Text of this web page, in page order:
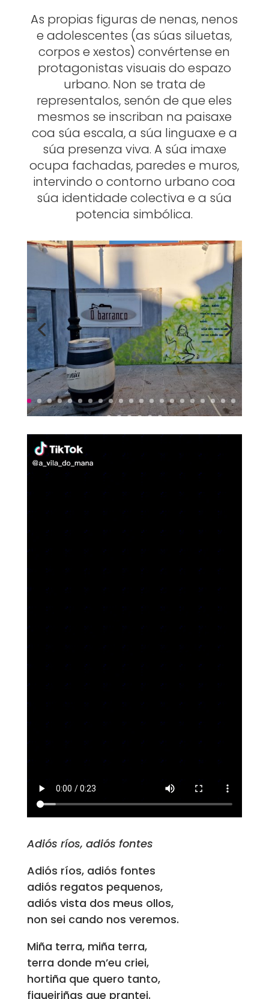
As propias figuras de nenas, nenos
e adolescentes (as súas siluetas,
corpos e xestos) convértense en
protagonistas visuais do espazo
urbano. Non se trata de
representalos, senón de que eles
mesmos se inscriban na paisaxe
coa súa escala, a súa linguaxe e a
súa presenza viva. A súa imaxe
ocupa fachadas, paredes e muros,
intervindo o contorno urbano coa
súa identidade colectiva e a súa
potencia simbólica.
Adiós ríos, adiós fontes
Adiós ríos, adiós fontes
adiós regatos pequenos,
adiós vista dos meus ollos,
non sei cando nos veremos.
Miña terra, miña terra,
terra donde m’eu criei,
hortiña que quero tanto,
figueiriñas que prantei.